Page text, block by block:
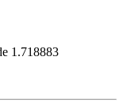
1.718883